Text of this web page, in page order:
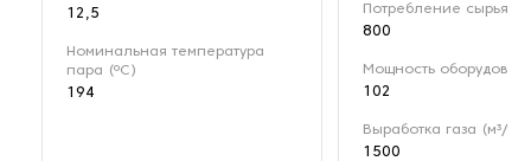
12,5
Номинальная температура
пара (ºС)
194
Потребление сырья
800
Мощность
102
Выработка газа (м³/ч)
1500